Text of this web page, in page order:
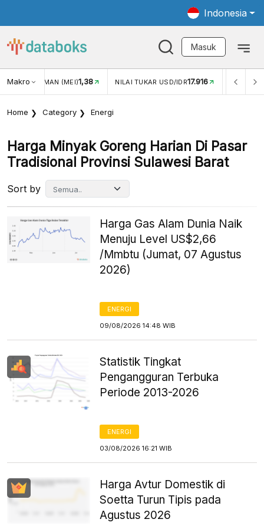
Indonesia
Masuk
MakroWISMAN (MEI)1,38 NILAI TUKAR USD/IDR17.916 INFLASI
Home Category Energi
Harga Minyak Goreng Harian Di Pasar
Tradisional Provinsi Sulawesi Barat
Sort by
Harga Gas Alam Dunia Naik
Menuju Level US$2,66
/Mmbtu (Jumat, 07 Agustus
2026)
ENERGI
09/08/2026 14:48 WIB
Statistik Tingkat
Pengangguran Terbuka
Periode 2013-2026
ENERGI
03/08/2026 16:21 WIB
Harga Avtur Domestik di
Soetta Turun Tipis pada
Agustus 2026